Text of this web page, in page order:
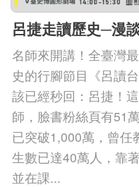
服
務
認
識
臺
史
博
服
呂捷走讀歷史─漫
名師來開講！全臺灣
史的行腳節目《呂讀
該已經秒回：呂捷！
師，臉書粉絲頁有51
已突破1,000萬，曾任
生數已達40萬人，靠
並在課...